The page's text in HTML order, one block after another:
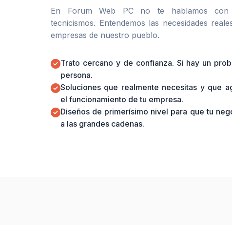
En Forum Web PC no te hablamos
tecnicismos. Entendemos las necesidades
empresas de nuestro pueblo.
Trato cercano y de confianza. Si hay un
persona.
Soluciones que realmente necesitas y que
el funcionamiento de tu empresa.
Diseños de primerísimo nivel para que tu
a las grandes cadenas.